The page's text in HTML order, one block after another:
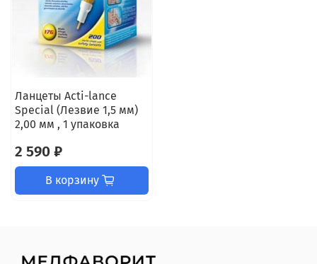
Ланцеты Acti-lance
Special (Лезвие 1,5 мм)
2,00 мм , 1 упаковка
2 590 ₽
В корзину